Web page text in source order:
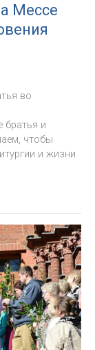
Мессе
во
и
чтобы
и жизни